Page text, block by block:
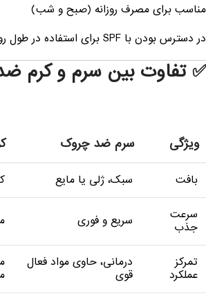
مناسب برای مصرف روزانه (صبح و شب)
در دسترس بودن با SPF برای استفاده در طول روز
✅ تفاوت بین سرم و کرم
ویژگی سرم ضد چروک
بافت سبک، ژلی یا مایع
سرعت
جذب سریع و فوری
تمرکز
عملکرد
درمانی، حاوی مواد فعال
قوی